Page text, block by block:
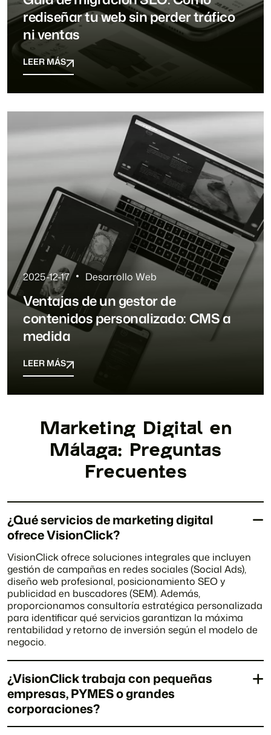
rediseñar tu web sin perder tráfico
ni ventas
LEER MÁS
LEER MÁS
2025-12-17 Desarrollo Web
Ventajas de un gestor de
contenidos personalizado: CMS a
medida
LEER MÁS
LEER MÁS
Marketing Digital en
Málaga: Preguntas
Frecuentes
¿Qué servicios de marketing digital
ofrece VisionClick?
VisionClick ofrece soluciones integrales que incluyen
gestión de campañas en redes sociales (Social Ads),
diseño web profesional, posicionamiento SEO y
publicidad en buscadores (SEM). Además,
proporcionamos consultoría estratégica personalizada
para identificar qué servicios garantizan la máxima
rentabilidad y retorno de inversión según el modelo de
negocio.
¿VisionClick trabaja con pequeñas
empresas, PYMES o grandes
corporaciones?